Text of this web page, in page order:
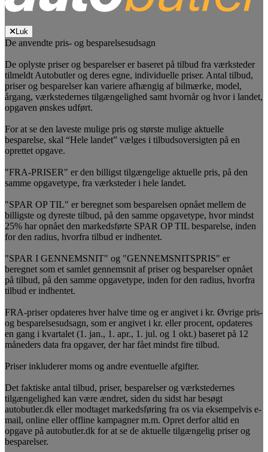
Luk
De anvendte pris- og besparelsesudsagn
De oplyste priser og besparelser er baseret på tilbud fra værksteder
tilmeldt Autobutler og deres egne, individuelle priser. Antal tilbud,
priser og besparelser kan variere afhængig af bilmærke, model,
årgang, værkstedernes tilgængelighed samt hvornår og hvor i landet,
opgaven ønskes udført.
For at se den laveste mulige pris og største mulige aktuelle
besparelse, skal “Hele landet” vælges i tilbudsoversigten på en
oprettet opgave.
"FRA-PRISER" er den billigst tilgængelige aktuelle pris, på den
samme opgavetype, fra værksteder i hele landet.
"SPAR OP TIL" er beregnet som besparelsen opnået mellem de
billigste og dyreste tilbud, på den samme opgavetype, hvor mindst
25% har opnået den markedsførte SPAR OP TIL besparelse, inden
for den radius, hvorfra tilbud er indhentet.
"SPAR I GENNEMSNIT" og "GENNEMSNITSPRIS" er
beregnet som et samlet gennemsnit af priser og besparelser opnået
på tilbud, på den samme opgavetype, inden for den radius, hvorfra
tilbud er indhentet.
FRA-priser opdateres hver halve time og er angivet i kr. Øvrige pris-
og besparelsesudsagn, som er angivet i kr. eller procent, opdateres
en gang i kvartalet (1. jan., 1. apr., 1. jul. og 1 okt.) baseret på 12
måneders data fra opgaver, der har fået mindst fire tilbud.
Priser inkluderer moms og andre eventuelle afgifter.
Det faktiske antal tilbud, priser, besparelser og værkstedernes
tilgængelighed kan være ændret, siden du sidst har besøgt
autobutler.dk eller modtaget markedsføring fra os via eksempelvis e-
mail, online eller offline kampagner m.m. Opret derfor altid en
opgave på autobutler.dk for at se de aktuelle tilgængelig priser og
besparelser.